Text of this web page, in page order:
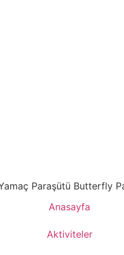
Anasayfa
Aktiviteler